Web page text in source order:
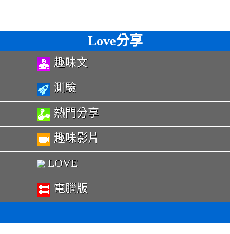
Love分享
趣味文
測驗
熱門分享
趣味影片
LOVE
電腦版